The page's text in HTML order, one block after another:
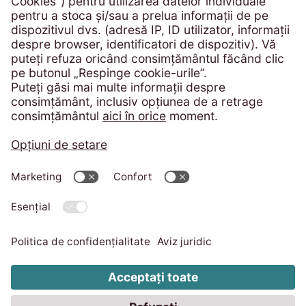
incredere, deschidere si flexibilitate.
Depuneți-vă candidatura acum
Imprimare
Facebook
EOS KSI România
hr@eos-ksi.ro
România
Telefon:+4 021 305 54 84
solicitari@eos-ksi.ro
Portal de plată
Protecția consumatorului - ANPC
Politica de confidentialitate Imprint
Cod de conduită Sistem de avertizare